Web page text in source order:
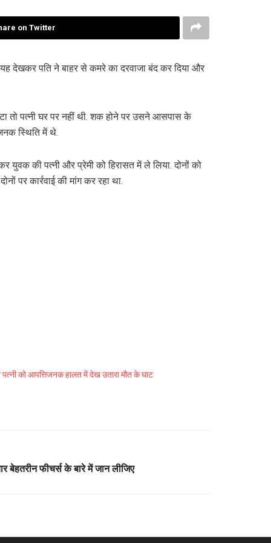
on Twitter
देखकर पति ने बाहर से कमरे का दरवाजा बंद कर दिया और
तो पत्नी घर पर नहीं थी. शक होने पर उसने आसपास के
स्थिति में थे.
युवक की पत्नी और प्रेमी को हिरासत में ले लिया. दोनों को
पर कार्रवाई की मांग कर रहा था.
पत्नी को आपत्तिजनक हालत में देख उतारा मौत के घाट
फीचर्स के बारे में जान लीजिए